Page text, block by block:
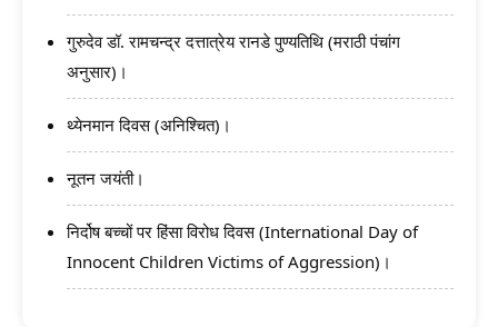
गुरुदेव डॉ. रामचन्द्र दत्तात्रेय रानडे पुण्यतिथि (मराठी पंचांग
अनुसार)।
थ्येनमान दिवस (अनिश्चित)।
नूतन जयंती।
निर्दोष बच्चों पर हिंसा विरोध दिवस (International Day of
Innocent Children Victims of Aggression)।